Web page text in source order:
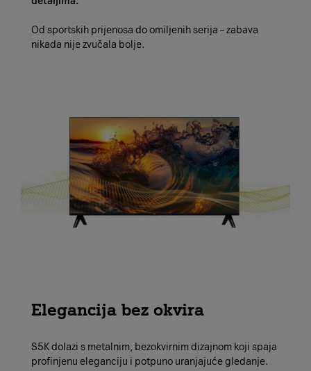
Od sportskih prijenosa do omiljenih serija – zabava
nikada nije zvučala bolje.
Elegancija bez okvira
S5K dolazi s metalnim, bezokvirnim dizajnom koji spaja
profinjenu eleganciju i potpuno uranjajuće gledanje.